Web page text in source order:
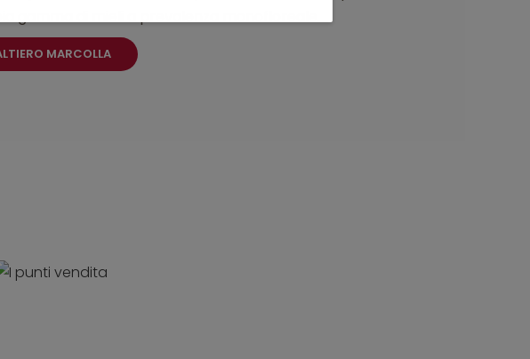
MARCOLLA